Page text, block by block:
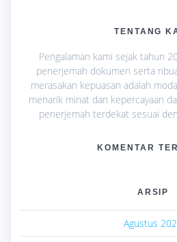
TENTANG
Pengalaman kami sejak tahun
penerjemah dokumen serta
merasakan kepuasan adalah
menarik minat dan kepercayaan
penerjemah terdekat sesuai
KOMENTAR
ARSIP
Agustus